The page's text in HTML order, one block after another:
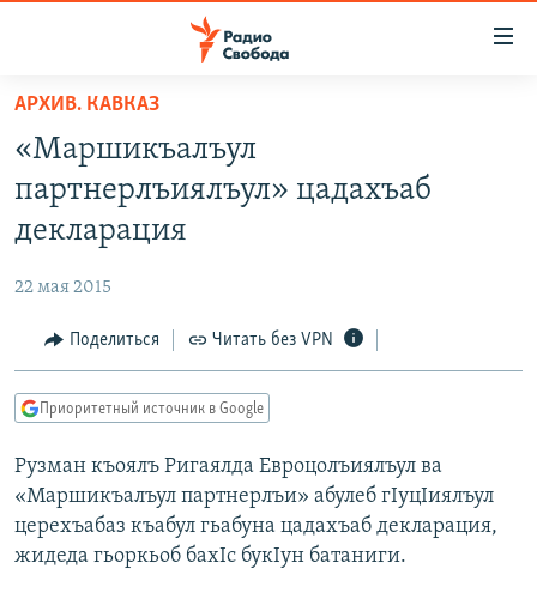
упрощенного
доступа
основному
Вернутся
Вернутся
поиску
ПОДКАСТЫ
АВТОРСКИЕ ПРОЕКТЫ
МНЕНИЯ
КУЛЬТУРА
КАВКАЗ.РЕАЛИИ
СЕВЕР.РЕАЛИИ
СИБИРЬ.РЕАЛИИ
РАСПИСАНИЕ ВЕЩАНИЯ
АРХИВ. КАВКАЗ
«Маршикъалъул
партнерлъиялъул» цадахъаб
декларация
22 мая 2015
Поделиться Читать без VPN
Приоритетный источник в Google
Рузман къоялъ Ригаялда Евроцолъиялъул ва
«Маршикъалъул партнерлъи» абулеб гIуцIиялъул
церехъабаз къабул гьабуна цадахъаб декларация,
жидеда гьоркьоб бахIс букIун батаниги.